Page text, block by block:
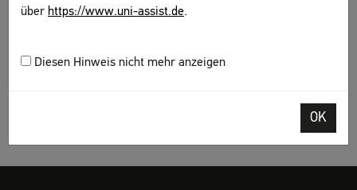
über https://www.uni-assist.de.
Diesen Hinweis nicht mehr anzeigen
OK